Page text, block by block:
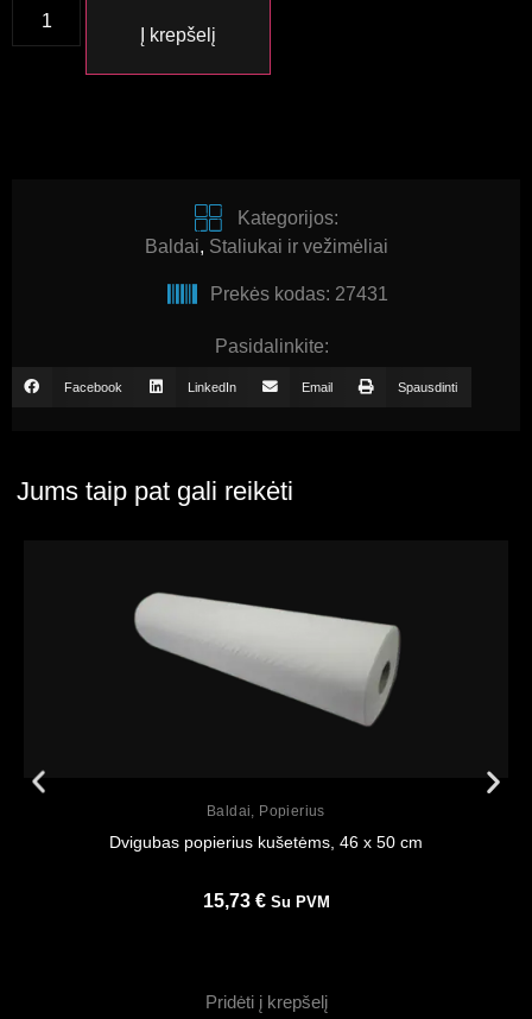
Į krepšelį
Kategorijos:
Baldai, Staliukai ir vežimėliai
Prekės kodas: 27431
Pasidalinkite:
Facebook LinkedIn Email Spausdinti
Jums taip pat gali reikėti
Baldai Popierius
Dvigubas popierius kušetėms, 46 x 50 cm
15,73 € Su PVM
Pridėti į krepšelį